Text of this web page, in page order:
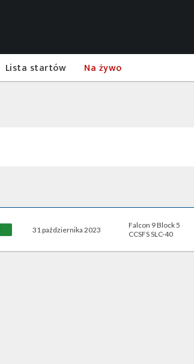
Lista startów Na żywo
31 października 2023
Falcon 9 Block 5
CCSFS SLC-40